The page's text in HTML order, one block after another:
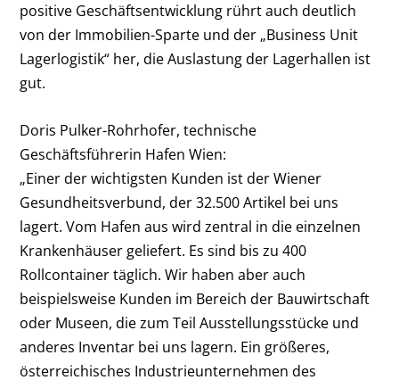
positive Geschäftsentwicklung rührt auch deutlich
von der Immobilien-Sparte und der „Business Unit
Lagerlogistik“ her, die Auslastung der Lagerhallen ist
gut.
Doris Pulker-Rohrhofer, technische
Geschäftsführerin Hafen Wien:
„Einer der wichtigsten Kunden ist der Wiener
Gesundheitsverbund, der 32.500 Artikel bei uns
lagert. Vom Hafen aus wird zentral in die einzelnen
Krankenhäuser geliefert. Es sind bis zu 400
Rollcontainer täglich. Wir haben aber auch
beispielsweise Kunden im Bereich der Bauwirtschaft
oder Museen, die zum Teil Ausstellungsstücke und
anderes Inventar bei uns lagern. Ein größeres,
österreichisches Industrieunternehmen des